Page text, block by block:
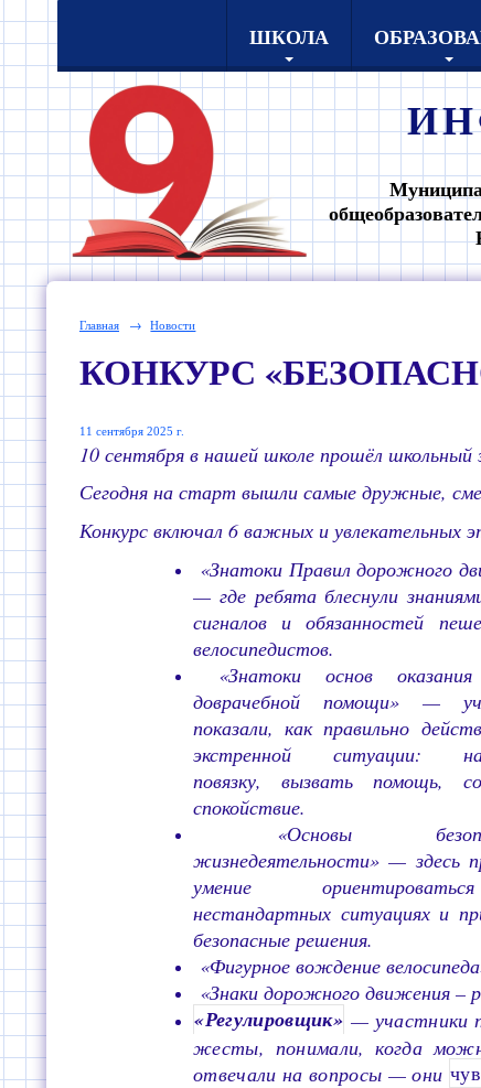
ШКОЛА
Главная → Новости
КОНКУРС
11 сентября 2025 г.
10 сентября в нашей школе прошёл школьный
Сегодня на старт вышли самые дружные,
Конкурс включал 6 важных и увлекательных
«Знатоки Правил дорожного
— где ребята блеснули
сигналов и обязанностей
велосипедистов.
«Знатоки основ оказания
доврачебной помощи» —
показали, как правильно
экстренной ситуации:
повязку, вызвать помощь,
спокойствие.
«Основы
жизнедеятельности» — здесь
умение
нестандартных ситуациях и
безопасные решения.
«Фигурное вождение
«Знаки дорожного движения –
«Регулировщик» — участники
жесты, понимали, когда
отвечали на вопросы — они